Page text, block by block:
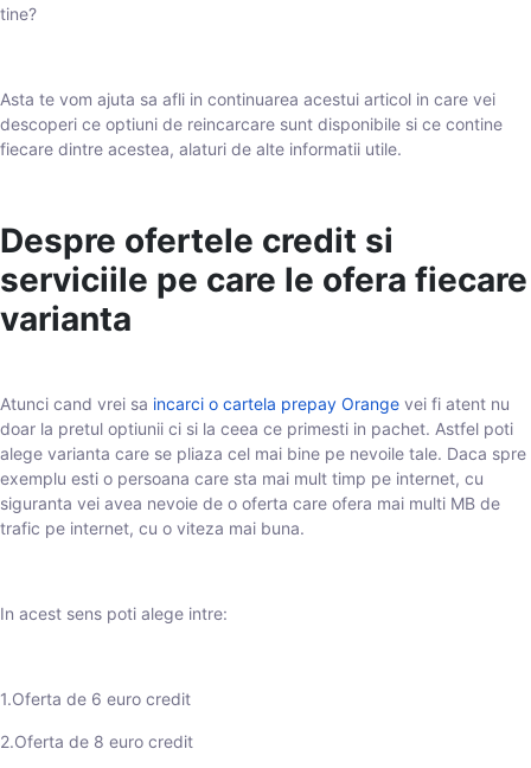
tine?
Asta te vom ajuta sa afli in continuarea acestui articol in care vei
descoperi ce optiuni de reincarcare sunt disponibile si ce contine
fiecare dintre acestea, alaturi de alte informatii utile.
Despre ofertele credit si
serviciile pe care le ofera fiecare
varianta
Atunci cand vrei sa incarci o cartela prepay Orange vei fi atent nu
doar la pretul optiunii ci si la ceea ce primesti in pachet. Astfel poti
alege varianta care se pliaza cel mai bine pe nevoile tale. Daca spre
exemplu esti o persoana care sta mai mult timp pe internet, cu
siguranta vei avea nevoie de o oferta care ofera mai multi MB de
trafic pe internet, cu o viteza mai buna.
In acest sens poti alege intre:
1.Oferta de 6 euro credit
2.Oferta de 8 euro credit